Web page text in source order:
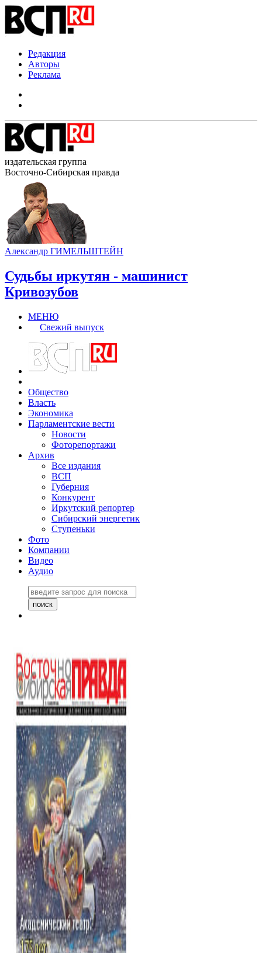
Редакция
Авторы
Реклама
издательская группа
Восточно-Сибирская правда
Александр ГИМЕЛЬШТЕЙН
Судьбы иркутян - машинист
Кривозубов
МЕНЮ
Свежий выпуск
Общество
Власть
Экономика
Парламентские вести
Новости
Фоторепортажи
Архив
Все издания
ВСП
Губерния
Конкурент
Иркутский репортер
Сибирский энергетик
Ступеньки
Фото
Компании
Видео
Аудио